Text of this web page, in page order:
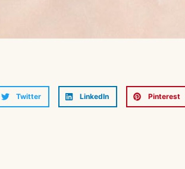
Twitter LinkedIn Pinterest